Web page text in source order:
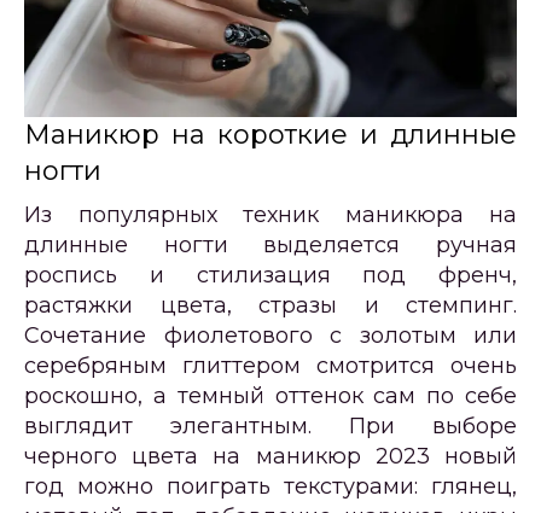
Маникюр на короткие и длинные
ногти
Из популярных техник маникюра на
длинные ногти выделяется ручная
роспись и стилизация под френч,
растяжки цвета, стразы и стемпинг.
Сочетание фиолетового с золотым или
серебряным глиттером смотрится очень
роскошно, а темный оттенок сам по себе
выглядит элегантным. При выборе
черного цвета на маникюр 2023 новый
год можно поиграть текстурами: глянец,